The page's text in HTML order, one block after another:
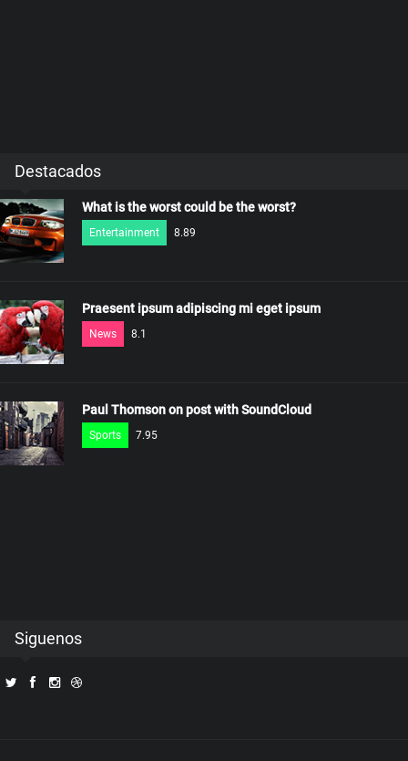
Destacados
What is the worst could be the worst?
Entertainment 8.89
Praesent ipsum adipiscing mi eget ipsum
News 8.1
Paul Thomson on post with SoundCloud
Sports 7.95
Siguenos